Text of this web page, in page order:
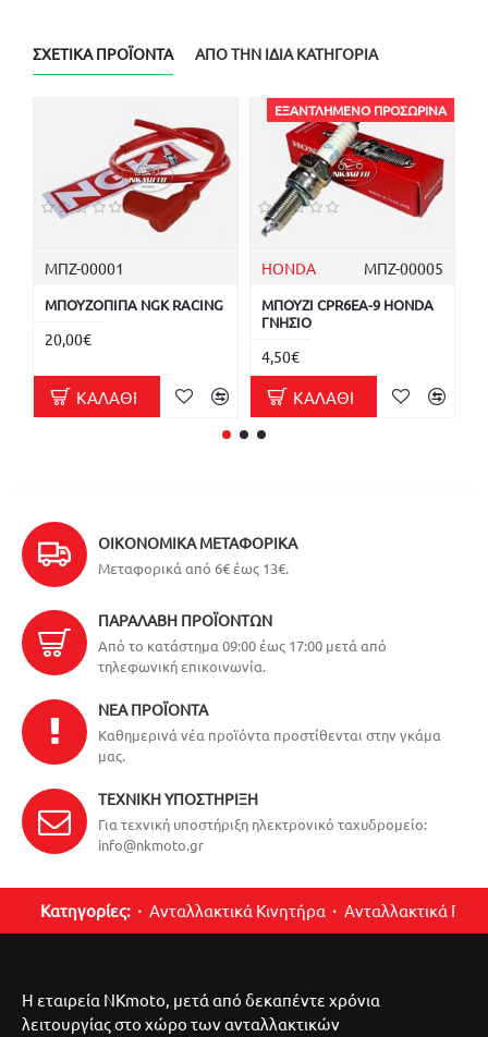
ΣΧΕΤΙΚΆ ΠΡΟΪΌΝΤΑ ΑΠΌ ΤΗΝ ΊΔΙΑ ΚΑΤΗΓΟΡΊΑ
ΜΠΖ-00001
ΜΠΟΥΖΟΠΙΠΑ NGK RACING
20,00€
ΚΑΛΆΘΙ
ΕΞΑΝΤΛΗΜΈΝΟ ΠΡΟΣΩΡΙΝΆ
HONDA ΜΠΖ-00005
ΜΠΟΥΖΙ CPR6EA-9 HONDA
ΓΝΗΣΙΟ
4,50€
ΚΑΛΆΘΙ
ΟΙΚΟΝΟΜΙΚΆ ΜΕΤΑΦΟΡΙΚΆ
Μεταφορικά από 6€ έως 13€.
ΠΑΡΑΛΑΒΉ ΠΡΟΪΌΝΤΩΝ
Από το κατάστημα 09:00 έως 17:00 μετά από
τηλεφωνική επικοινωνία.
ΝΈΑ ΠΡΟΪΌΝΤΑ
Καθημερινά νέα προϊόντα προστίθενται στην γκάμα
μας.
ΤΕΧΝΙΚΉ ΥΠΟΣΤΉΡΙΞΗ
Για τεχνική υποστήριξη ηλεκτρονικό ταχυδρομείο:
info@nkmoto.gr
Κατηγορίες: Ανταλλακτικά Κινητήρα Ανταλλακτικά
Η εταιρεία NKmoto, μετά από δεκαπέντε χρόνια
λειτουργίας στο χώρο των ανταλλακτικών